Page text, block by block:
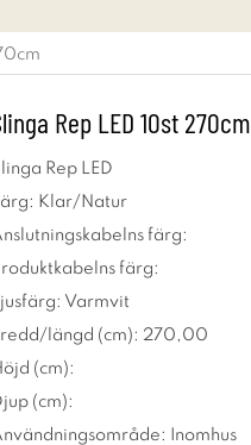
Rep LED 10st 270cm
Rep LED
Klar/Natur
färg:
färg:
Varmvit
längd (cm): 270,00
(cm):
(cm):
Inomhus